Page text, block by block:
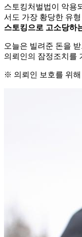
스토킹처벌법이 악용
서도 가장 황당한 유
스토킹으로 고소당하
오늘은 빌려준 돈을
의뢰인의 잠정조치를
※ 의뢰인 보호를 위